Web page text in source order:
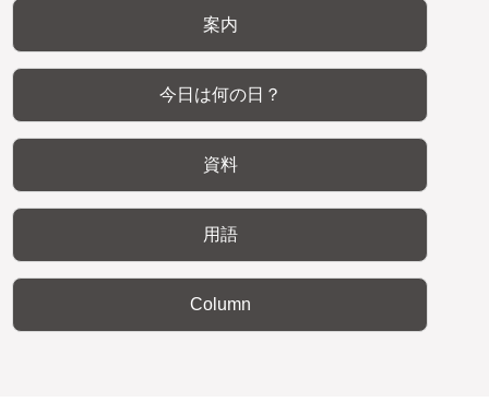
案内
今日は何の日？
資料
用語
Column